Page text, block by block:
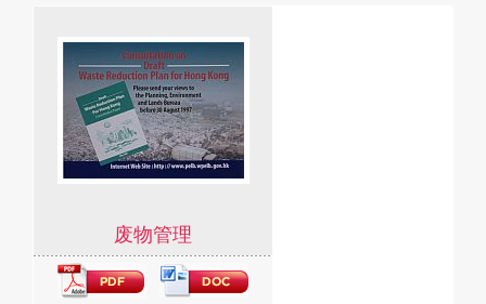
废物管理